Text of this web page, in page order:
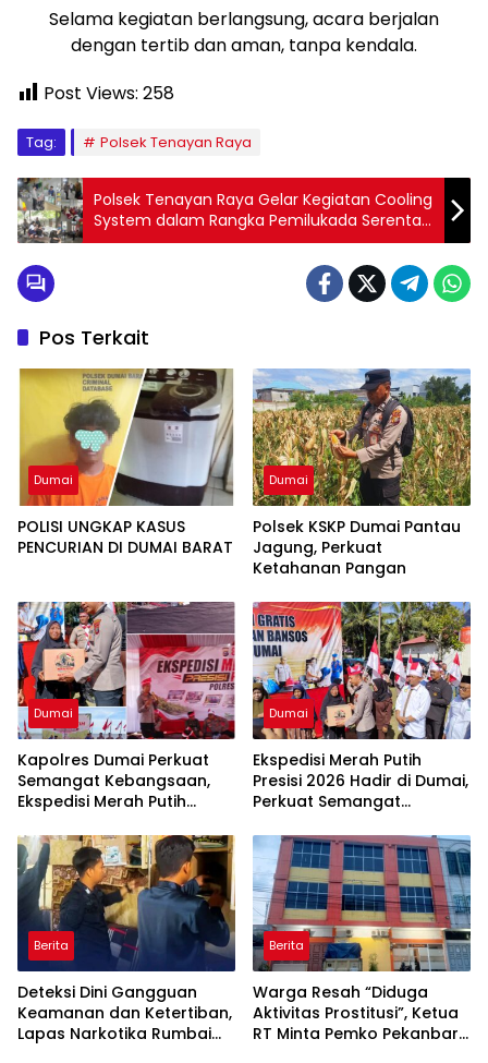
Selama kegiatan berlangsung, acara berjalan
dengan tertib dan aman, tanpa kendala.
Post Views: 258
Tag: Polsek Tenayan Raya
Polsek Tenayan Raya Gelar Kegiatan Cooling
System dalam Rangka Pemilukada Serentak
2024 di Kelurahan Rejosari
Pos Terkait
Dumai
POLISI UNGKAP KASUS
PENCURIAN DI DUMAI BARAT
Dumai
Polsek KSKP Dumai Pantau
Jagung, Perkuat
Ketahanan Pangan
Dumai
Kapolres Dumai Perkuat
Semangat Kebangsaan,
Ekspedisi Merah Putih
Nyata untuk Rakyat
Dumai
Ekspedisi Merah Putih
Presisi 2026 Hadir di Dumai,
Perkuat Semangat
Kepedulian Sosial
Berita
Deteksi Dini Gangguan
Keamanan dan Ketertiban,
Lapas Narkotika Rumbai
Berita
Warga Resah “Diduga
Aktivitas Prostitusi”, Ketua
RT Minta Pemko Pekanbaru